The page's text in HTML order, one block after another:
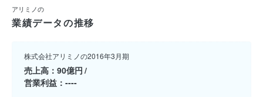
アリミノの
業績データの推移
株式会社アリミノの2016年3月期
売上高
90億円
営業利益
----